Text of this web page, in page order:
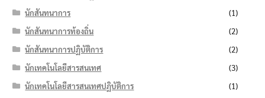
นักสันทนาการ
(1)
นักสันทนาการท้องถิ่น
(2)
นักสันทนาการปฏิบัติการ
(2)
นักเทคโนโลยีสารสนเทศ
(3)
นักเทคโนโลยีสารสนเทศปฏิบัติการ
(1)